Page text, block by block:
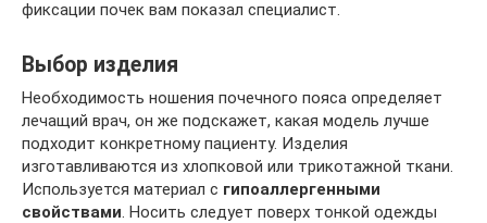
фиксации почек вам показал специалист.
Выбор изделия
Необходимость ношения почечного пояса определяет
лечащий врач, он же подскажет, какая модель лучше
подходит конкретному пациенту. Изделия
изготавливаются из хлопковой или трикотажной ткани.
Используется материал с гипоаллергенными
свойствами . Носить следует поверх тонкой одежды